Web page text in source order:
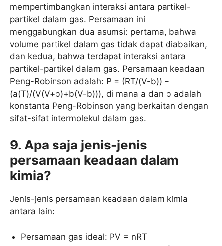
mempertimbangkan interaksi antara partikel-
partikel dalam gas. Persamaan ini
menggabungkan dua asumsi: pertama, bahwa
volume partikel dalam gas tidak dapat diabaikan,
dan kedua, bahwa terdapat interaksi antara
partikel-partikel dalam gas. Persamaan keadaan
Peng-Robinson adalah: P = (RT/(V-b)) –
(a(T)/(V(V+b)+b(V-b))), di mana a dan b adalah
konstanta Peng-Robinson yang berkaitan dengan
sifat-sifat intermolekul dalam gas.
9. Apa saja jenis-jenis
persamaan keadaan dalam
kimia?
Jenis-jenis persamaan keadaan dalam kimia
antara lain:
Persamaan gas ideal: PV = nRT